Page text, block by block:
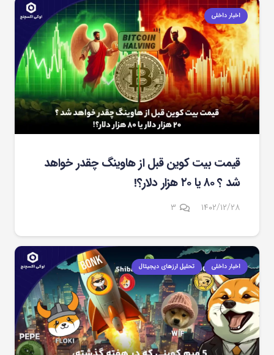
اخبار داخلی
قیمت بیت کوین قبل از هاوینگ چقدر خواهد
شد ؟ ۸۰ یا ۲۰ هزار دلار؟!
۱۴۰۲/۱۲/۲۸ ۳دیدگاه
اخبار داخلی تحلیل ارزهای دیجیتال